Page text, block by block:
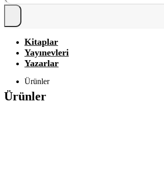
Kitaplar
Yayınevleri
Yazarlar
Ürünler
Ürünler